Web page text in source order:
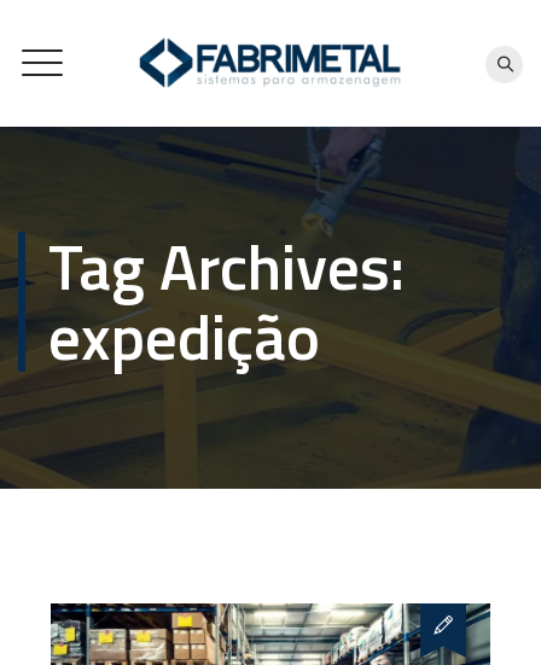
Tag Archives:
expedição